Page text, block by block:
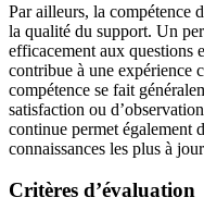
Par ailleurs, la compétence
la qualité du support. Un
efficacement aux questions
contribue à une expérience
compétence se fait
satisfaction ou
continue permet également
connaissances les plus à
Critères d’évaluation